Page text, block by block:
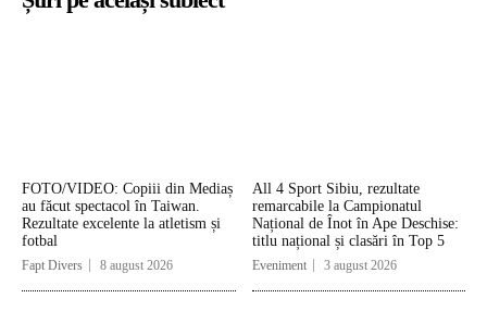
FOTO/VIDEO: Copiii din Mediaș
au făcut spectacol în Taiwan.
Rezultate excelente la atletism și
fotbal
Fapt Divers 8 august 2026
All 4 Sport Sibiu, rezultate
remarcabile la Campionatul
Național de Înot în Ape Deschise:
titlu național și clasări în Top 5
Eveniment 3 august 2026